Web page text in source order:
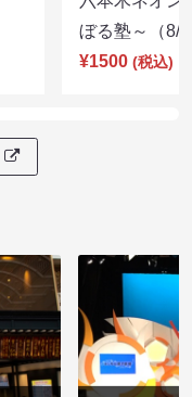
ぼる塾～（
¥1500 (税込)